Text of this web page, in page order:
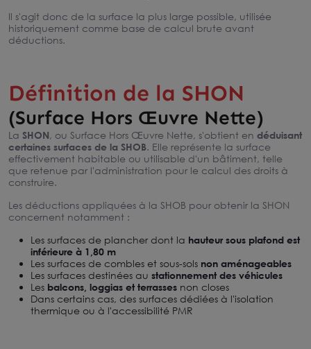
Il s'agit donc de la surface la plus large possible, utilisée
historiquement comme base de calcul brute avant
déductions.
Définition de la SHON
(Surface Hors Œuvre Nette)
La SHON, ou Surface Hors Œuvre Nette, s'obtient en déduisant
certaines surfaces de la SHOB. Elle représente la surface
effectivement habitable ou utilisable d'un bâtiment, telle
que retenue par l'administration pour le calcul des droits à
construire.
Les déductions appliquées à la SHOB pour obtenir la SHON
concernent notamment :
Les surfaces de plancher dont la hauteur sous plafond est
inférieure à 1,80 m
Les surfaces de combles et sous-sols non aménageables
Les surfaces destinées au stationnement des véhicules
Les balcons, loggias et terrasses non closes
Dans certains cas, des surfaces dédiées à l'isolation
thermique ou à l'accessibilité PMR